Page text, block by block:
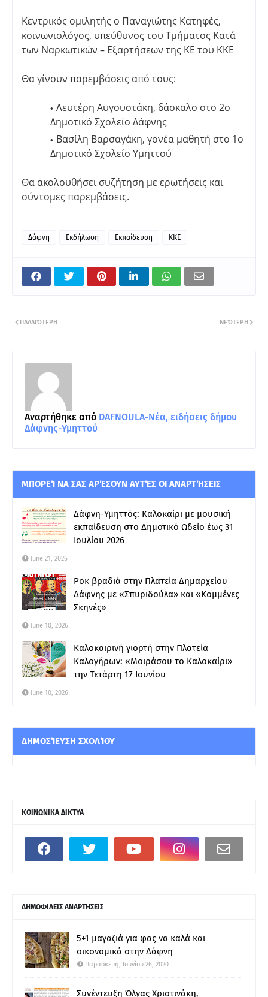
Κεντρικός ομιλητής ο Παναγιώτης Κατηφές,
κοινωνιολόγος, υπεύθυνος του Τμήματος Κατά
των Ναρκωτικών – Εξαρτήσεων της ΚΕ του ΚΚΕ
Θα γίνουν παρεμβάσεις από τους:
Λευτέρη Αυγουστάκη, δάσκαλο στο 2ο
Δημοτικό Σχολείο Δάφνης
Βασίλη Βαρσαγάκη, γονέα μαθητή στο 1ο
Δημοτικό Σχολείο Υμηττού
Θα ακολουθήσει συζήτηση με ερωτήσεις και
σύντομες παρεμβάσεις.
Δάφνη Εκδήλωση Εκπαίδευση ΚΚΕ
ΝΕΌΤΕΡΗ
ΠΑΛΑΙΌΤΕΡΗ
Αναρτήθηκε από DAFNOULA-Νέα, ειδήσεις δήμου
Δάφνης-Υμηττού
ΜΠΟΡΕΊ ΝΑ ΣΑΣ ΑΡΈΣΟΥΝ ΑΥΤΈΣ ΟΙ ΑΝΑΡΤΉΣΕΙΣ
Δάφνη-Υμηττός: Καλοκαίρι με μουσική
εκπαίδευση στο Δημοτικό Ωδείο έως 31
Ιουλίου 2026
June 21, 2026
Ροκ βραδιά στην Πλατεία Δημαρχείου
Δάφνης με «Σπυριδούλα» και «Κομμένες
Σκηνές»
June 10, 2026
Καλοκαιρινή γιορτή στην Πλατεία
Καλογήρων: «Μοιράσου το Καλοκαίρι»
την Τετάρτη 17 Ιουνίου
June 10, 2026
ΔΗΜΟΣΊΕΥΣΗ ΣΧΟΛΊΟΥ
ΚΟΙΝΩΝΙΚΑ ΔΙΚΤΥΑ
ΔΗΜΟΦΙΛΕΙΣ ΑΝΑΡΤΗΣΕΙΣ
5+1 μαγαζιά για φας να καλά και
οικονομικά στην Δάφνη
Παρασκευή, Ιουνίου 26, 2020
Συνέντευξη Όλγας Χριστινάκη,